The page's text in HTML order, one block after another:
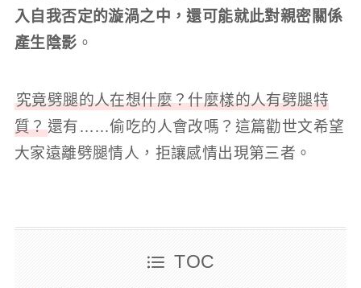
入自我否定的漩渦之中，還可能就此對親密關係
產生陰影 。
究竟劈腿的人在想什麼？什麼樣的人有劈腿特
質？還有……偷吃的人會改嗎？這篇勸世文希望
大家遠離劈腿情人，拒讓感情出現第三者。
TOC